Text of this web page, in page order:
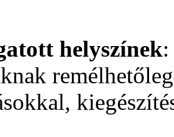
helyszínek